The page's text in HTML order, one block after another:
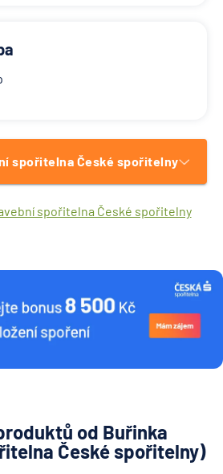
spořitelna České spořitelny
spořitelna České spořitelny
od Buřinka
České spořitelny)